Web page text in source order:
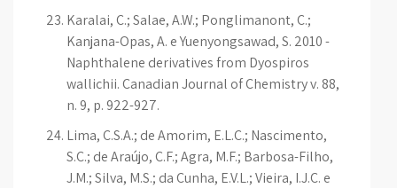
Karalai, C.; Salae, A.W.; Ponglimanont, C.;
Kanjana-Opas, A. e Yuenyongsawad, S. 2010 -
Naphthalene derivatives from Dyospiros
wallichii. Canadian Journal of Chemistry v. 88,
n. 9, p. 922-927.
Lima, C.S.A.; de Amorim, E.L.C.; Nascimento,
S.C.; de Araújo, C.F.; Agra, M.F.; Barbosa-Filho,
J.M.; Silva, M.S.; da Cunha, E.V.L.; Vieira, I.J.C. e